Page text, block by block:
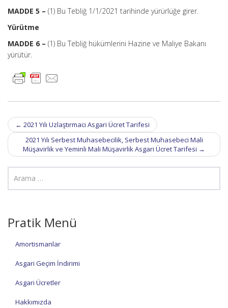
MADDE 5 – (1) Bu Tebliğ 1/1/2021 tarihinde yürürlüğe girer.
Yürütme
MADDE 6 – (1) Bu Tebliğ hükümlerini Hazine ve Maliye Bakanı
yürütür.
Post
navigation
← 2021 Yılı Uzlaştırmacı Asgari Ücret Tarifesi
2021 Yılı Serbest Muhasebecilik, Serbest Muhasebeci Mali
Müşavirlik ve Yeminli Mali Müşavirlik Asgari Ücret Tarifesi →
Pratik Menü
Amortismanlar
Asgari Geçim İndirimi
Asgari Ücretler
Hakkımızda